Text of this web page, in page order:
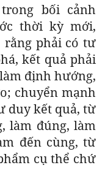
bối cảnh
thời kỳ mới,
phải có tư
kết quả phải
định hướng,
chuyển mạnh
duy kết quả, từ
làm đúng, làm
đến cùng, từ
cụ thể chứ